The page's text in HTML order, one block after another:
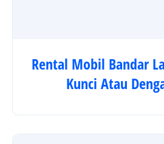
Rental Mobil Bandar
Kunci Atau